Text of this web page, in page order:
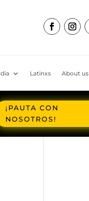
Latinxs About us
¡PAUTA CON
NOSOTROS!